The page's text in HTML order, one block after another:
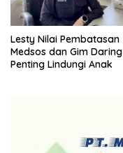
Lesty Nilai Pembatasan
Medsos dan Gim Daring
Penting Lindungi Anak